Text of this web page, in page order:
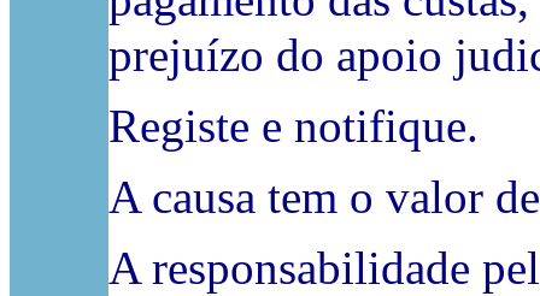
prejuízo do apoio
Registe e notifique.
A causa tem o valor
A responsabilidade